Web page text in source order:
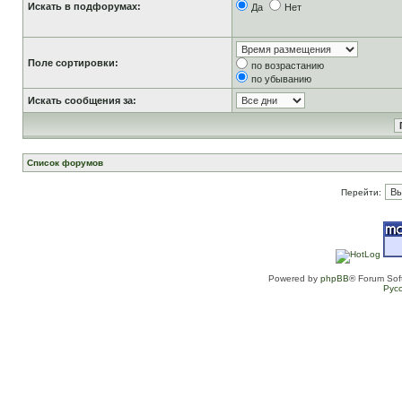
Искать в подфорумах: Да Нет
Поле сортировки:
по возрастанию
по убыванию
Искать сообщения за:
Список форумов
Перейти:
Powered by phpBB® Forum